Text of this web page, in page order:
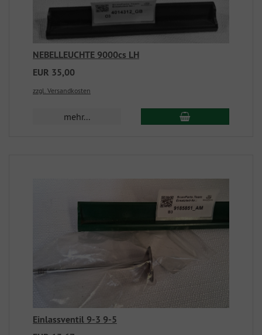
NEBELLEUCHTE 9000cs LH
EUR 35,00
zzgl. Versandkosten
mehr...
Einlassventil 9-3 9-5